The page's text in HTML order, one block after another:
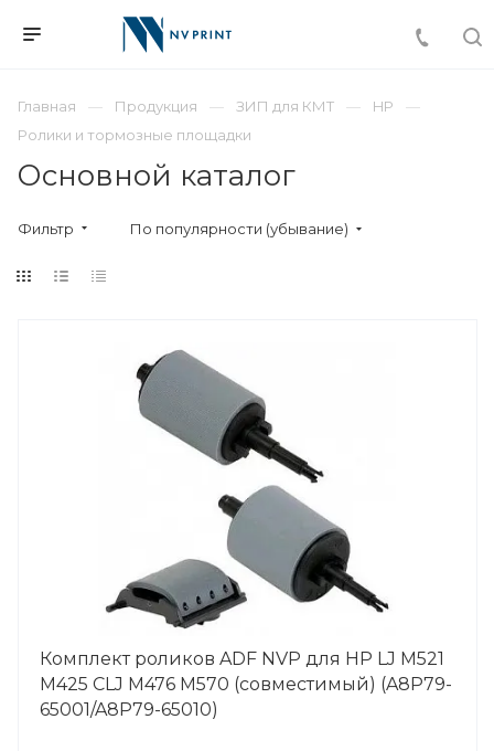
Главная Продукция ЗИП для КМТ
HP
Ролики и тормозные площадки
Основной каталог
Фильтр По популярности (убывание)
Комплект роликов ADF NVP для HP LJ M521
M425 CLJ M476 M570 (совместимый) (A8P79-
65001/A8P79-65010)